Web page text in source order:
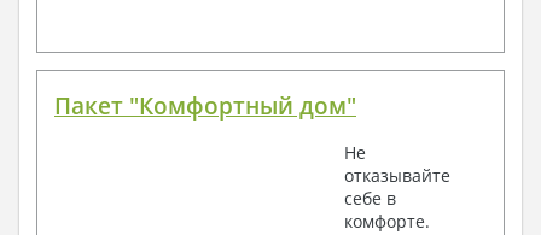
Пакет "Комфортный дом"
Не
отказывайте
себе в
комфорте.